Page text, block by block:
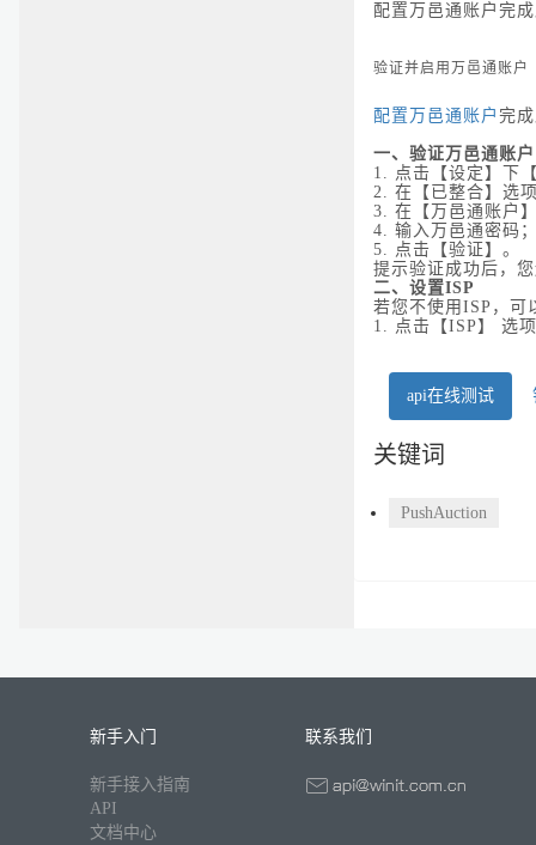
配置万邑通账户完
验证并启用万邑通账户
配置万邑通账户 完
一、验证万邑通账户
1. 点击【设定】下
2. 在【已整合】选
3. 在【万邑通账户
4. 输入万邑通密码
5. 点击【验证】。
提示验证成功后，
二、设置ISP
若您不使用ISP，
1. 点击【ISP】 选
api在线测试
关键词
PushAuction
新手入门
新手接入指南
API
文档中心
联系我们